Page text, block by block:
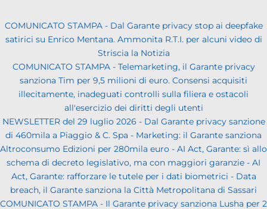
COMUNICATO STAMPA - Dal Garante privacy stop ai deepfake
satirici su Enrico Mentana. Ammonita R.T.I. per alcuni video di
Striscia la Notizia
COMUNICATO STAMPA - Telemarketing, il Garante privacy
sanziona Tim per 9,5 milioni di euro. Consensi acquisiti
illecitamente, inadeguati controlli sulla filiera e ostacoli
all'esercizio dei diritti degli utenti
NEWSLETTER del 29 luglio 2026 - Dal Garante privacy sanzione
di 460mila a Piaggio & C. Spa - Marketing: il Garante sanziona
Altroconsumo Edizioni per 280mila euro - AI Act, Garante: sì allo
schema di decreto legislativo, ma con maggiori garanzie - AI
Act, Garante: rafforzare le tutele per i dati biometrici - Data
breach, il Garante sanziona la Città Metropolitana di Sassari
COMUNICATO STAMPA - Il Garante privacy sanziona Lusha per 2